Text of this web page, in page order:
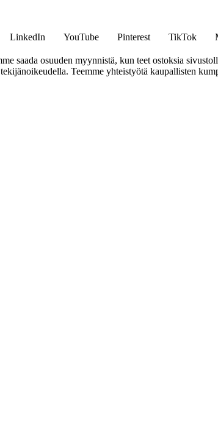
LinkedIn YouTube Pinterest TikTok
saada osuuden myynnistä, kun teet ostoksia
Teemme yhteistyötä kaupallisten